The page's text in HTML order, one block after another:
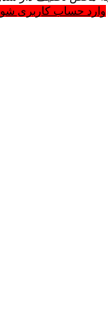
وارد حساب کاربری